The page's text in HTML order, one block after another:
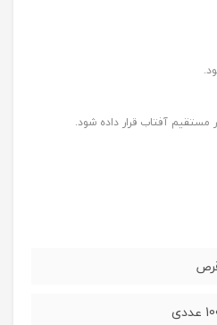
آفتاب قرار داده شود.